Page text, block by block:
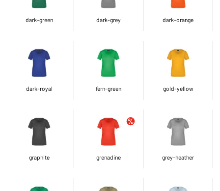
dark-green dark-grey dark-orange
dark-royal fern-green gold-yellow
graphite grenadine grey-heather